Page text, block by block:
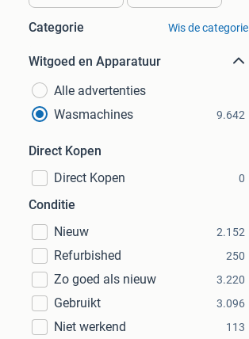
Categorie Wis de categorie
Witgoed en Apparatuur
Alle advertenties
Wasmachines
9.642
Direct Kopen
Direct Kopen
0
Conditie
Nieuw
2.152
Refurbished 250
Zo goed als nieuw 3.220
Gebruikt 3.096
Niet werkend 113